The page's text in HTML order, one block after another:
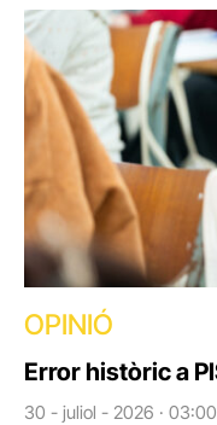
OPINIÓ
Error històric a
30 - juliol - 2026 · 03:00